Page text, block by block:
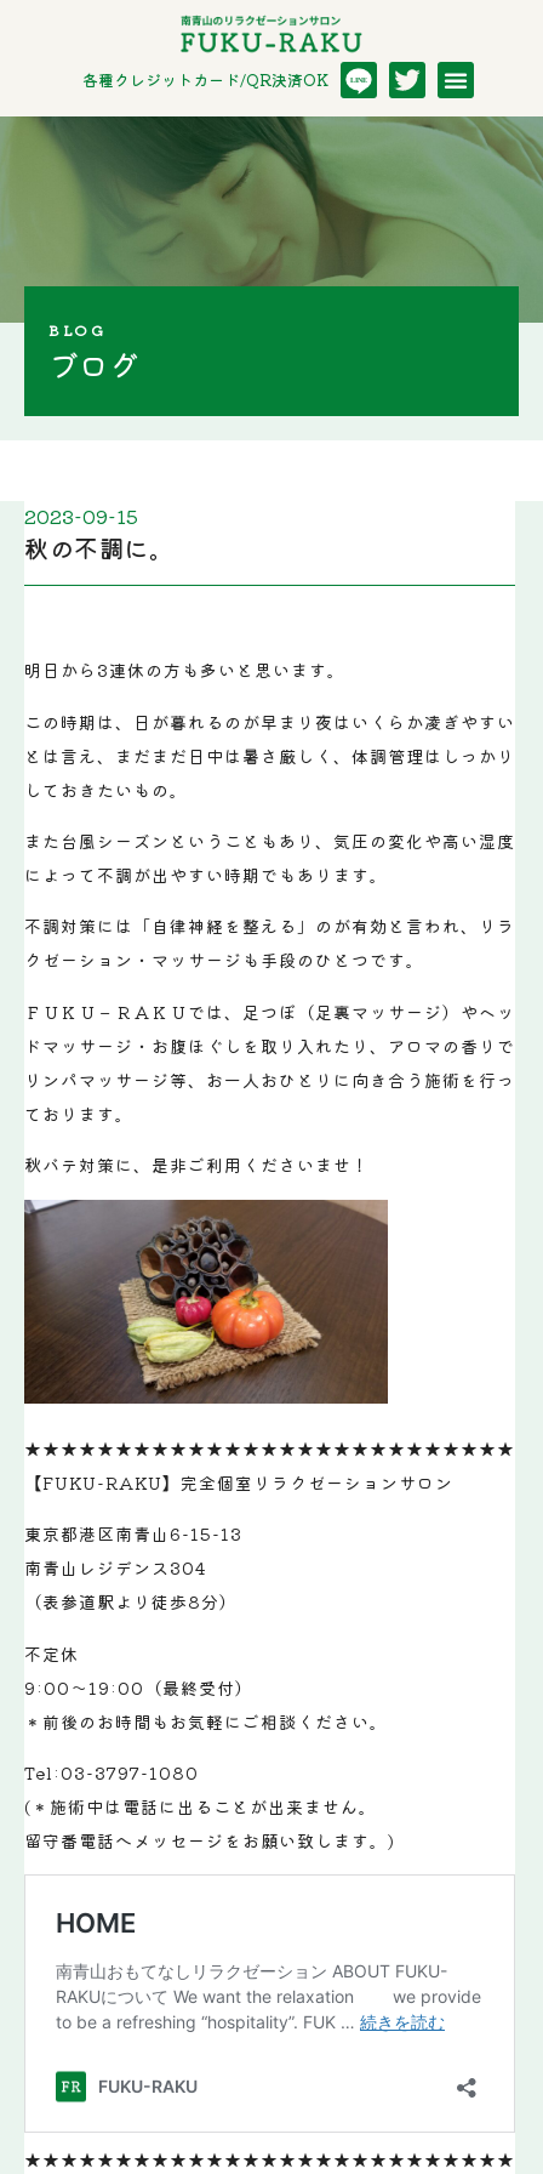
各種クレジットカード/QR決済OK LINE
BLOG
ブログ
2023-09-15
秋の不調に。
明日から3連休の方も多いと思います。
この時期は、日が暮れるのが早まり夜はいくらか凌ぎやすい
とは言え、まだまだ日中は暑さ厳しく、体調管理はしっかり
しておきたいもの。
また台風シーズンということもあり、気圧の変化や高い湿度
によって不調が出やすい時期でもあります。
不調対策には「自律神経を整える」のが有効と言われ、リラ
クゼーション・マッサージも手段のひとつです。
ＦＵＫＵ－ＲＡＫＵでは、足つぼ（足裏マッサージ）やヘッ
ドマッサージ・お腹ほぐしを取り入れたり、アロマの香りで
リンパマッサージ等、お一人おひとりに向き合う施術を行っ
ております。
秋バテ対策に、是非ご利用くださいませ！
★★★★★★★★★★★★★★★★★★★★★★★★★★★
【FUKU-RAKU】完全個室リラクゼーションサロン
東京都港区南青山6-15-13
南青山レジデンス304
（表参道駅より徒歩8分）
不定休
9:00～19:00（最終受付）
＊前後のお時間もお気軽にご相談ください。
Tel:03-3797-1080
(＊施術中は電話に出ることが出来ません。
留守番電話へメッセージをお願い致します。)
★★★★★★★★★★★★★★★★★★★★★★★★★★★